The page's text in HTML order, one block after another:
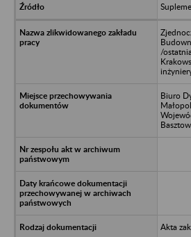
/
Biuro
Akta